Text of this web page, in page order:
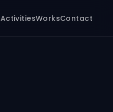
ActivitiesWorksContact